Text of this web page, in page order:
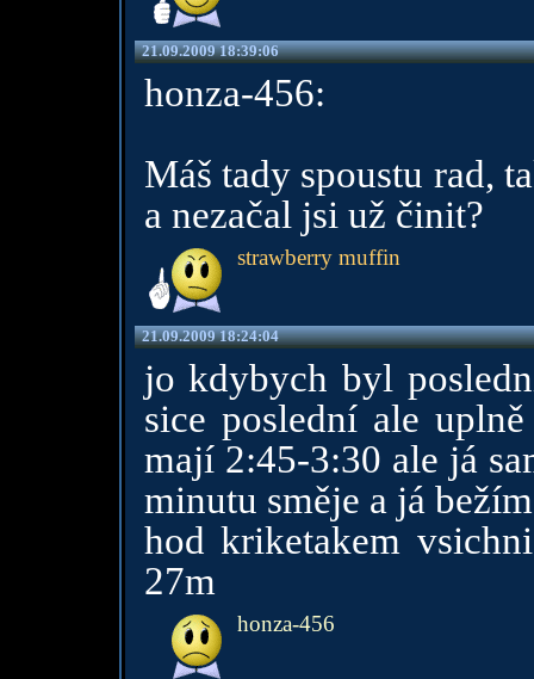
21.09.2009 18:39:06
honza-456:
Máš tady spoustu rad,
a nezačal jsi už činit?
strawberry muffin
21.09.2009 18:24:04
jo kdybych byl
sice poslední ale
mají 2:45-3:30 ale já
minutu směje a já
hod kriketakem
27m
honza-456